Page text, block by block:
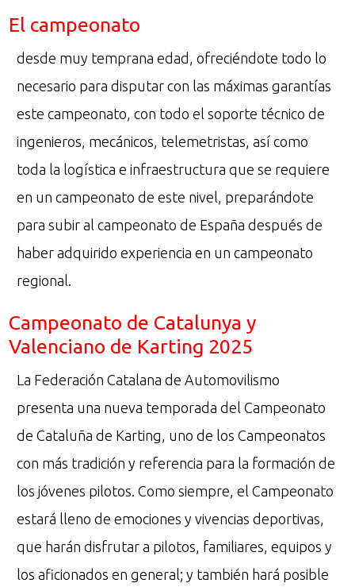
El campeonato
desde muy temprana edad, ofreciéndote todo lo
necesario para disputar con las máximas garantías
este campeonato, con todo el soporte técnico de
ingenieros, mecánicos, telemetristas, así como
toda la logística e infraestructura que se requiere
en un campeonato de este nivel, preparándote
para subir al campeonato de España después de
haber adquirido experiencia en un campeonato
regional.
Campeonato de Catalunya y
Valenciano de Karting 2025
La Federación Catalana de Automovilismo
presenta una nueva temporada del Campeonato
de Cataluña de Karting, uno de los Campeonatos
con más tradición y referencia para la formación de
los jóvenes pilotos. Como siempre, el Campeonato
estará lleno de emociones y vivencias deportivas,
que harán disfrutar a pilotos, familiares, equipos y
los aficionados en general; y también hará posible